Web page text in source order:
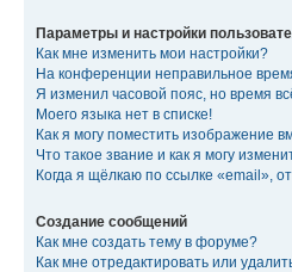
Параметры и настройки
Как мне изменить мои настройки?
На конференции неправильное
Я изменил часовой пояс, но время
Моего языка нет в списке!
Как я могу поместить изображение
Что такое звание и как я могу
Когда я щёлкаю по ссылке «email»,
Создание сообщений
Как мне создать тему в форуме?
Как мне отредактировать или